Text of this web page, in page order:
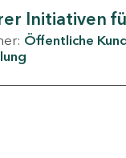
Initiativen
Öffentliche